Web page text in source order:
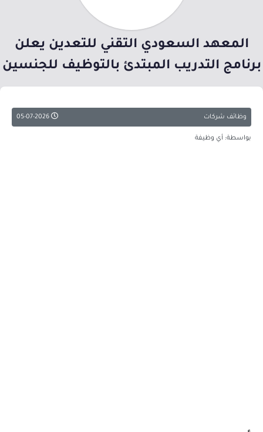
المعهد السعودي التقني للتعدين يعلن
برنامج التدريب المبتدئ بالتوظيف للجنسين
وظائف شركات
بواسطة: أي وظيفة